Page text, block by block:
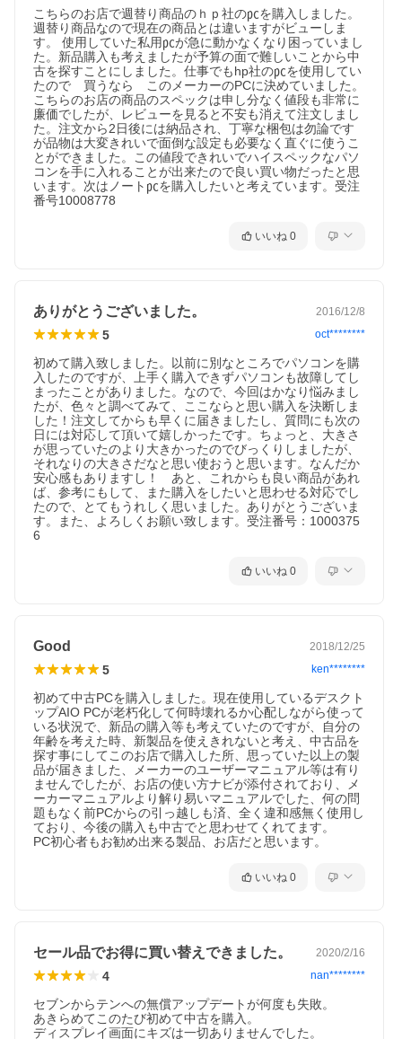
こちらのお店で週替り商品のｈｐ社の㍶を購入しました。
週替り商品なので現在の商品とは違いますがビューしま
す。 使用していた私用㍶が急に動かなくなり困っていまし
た。新品購入も考えましたが予算の面で難しいことから中
古を探すことにしました。仕事でもhp社の㍶を使用してい
たので　買うなら　このメーカーのPCに決めていました。
こちらのお店の商品のスペックは申し分なく値段も非常に
廉価でしたが、レビューを見ると不安も消えて注文しまし
た。注文から2日後には納品され、丁寧な梱包は勿論です
が品物は大変きれいで面倒な設定も必要なく直ぐに使うこ
とができました。この値段できれいでハイスペックなパソ
コンを手に入れることが出来たので良い買い物だったと思
います。次はノート㍶を購入したいと考えています。受注
番号10008778
いいね 0
ありがとうございました。 2016/12/8
5 oct********
初めて購入致しました。以前に別なところでパソコンを購
入したのですが、上手く購入できずパソコンも故障してし
まったことがありました。なので、今回はかなり悩みまし
たが、色々と調べてみて、ここならと思い購入を決断しま
した！注文してからも早くに届きましたし、質問にも次の
日には対応して頂いて嬉しかったです。ちょっと、大きさ
が思っていたのより大きかったのでびっくりしましたが、
それなりの大きさだなと思い使おうと思います。なんだか
安心感もありますし！　あと、これからも良い商品があれ
ば、参考にもして、また購入をしたいと思わせる対応でし
たので、とてもうれしく思いました。ありがとうございま
す。また、よろしくお願い致します。受注番号：1000375
6
いいね 0
Good 2018/12/25
5 ken********
初めて中古PCを購入しました。現在使用しているデスクト
ップAIO PCが老朽化して何時壊れるか心配しながら使って
いる状況で、新品の購入等も考えていたのですが、自分の
年齢を考えた時、新製品を使えきれないと考え、中古品を
探す事にしてこのお店で購入した所、思っていた以上の製
品が届きました、メーカーのユーザーマニュアル等は有り
ませんでしたが、お店の使い方ナビが添付されており、メ
ーカーマニュアルより解り易いマニュアルでした、何の問
題もなく前PCからの引っ越しも済、全く違和感無く使用し
ており、今後の購入も中古でと思わせてくれてます。
PC初心者もお勧め出来る製品、お店だと思います。
いいね 0
セール品でお得に買い替えできました。 2020/2/16
4 nan********
セブンからテンへの無償アップデートが何度も失敗。
あきらめてこのたび初めて中古を購入。
ディスプレイ画面にキズは一切ありませんでした。